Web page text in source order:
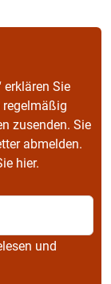
erklären Sie
zusenden. Sie
abmelden.
hier.
und